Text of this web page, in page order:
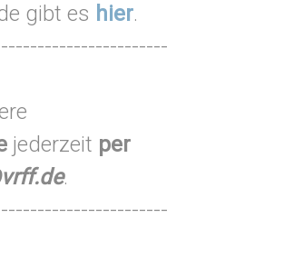
gibt es hier.
jederzeit per
.